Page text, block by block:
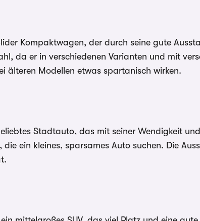
Kompaktwagen, der durch seine gute
da er in verschiedenen Varianten und mit
älteren Modellen etwas spartanisch wirken.
Stadtauto, das mit seiner Wendigkeit
ein kleines, sparsames Auto suchen. Die